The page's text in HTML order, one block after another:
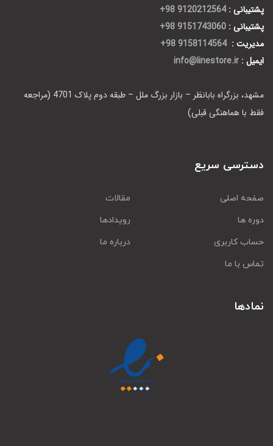
پشتیبانی : 9120212564 98+
پشتیبانی : 9151743060 98+
مدیریت : 9158114564 98+
ایمیل : info@linestore.ir
مشهد، بزرگراه بابانظر – بازار بزرگ ملل – طبقه دوم پلاک 4701 (مراجعه
فقط با هماهنگی قبلی)
دسترسی سریع
صفحه اصلی
مقالات
دوره ها
رویدادها
حساب کاربری
درباره ما
تماس با ما
نمادها